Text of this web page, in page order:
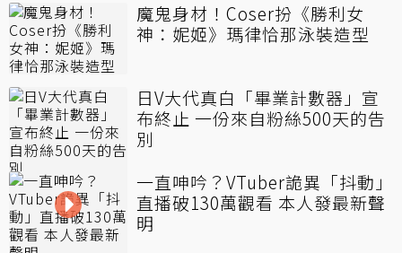
魔鬼身材！Coser扮《勝利女
神：妮姬》瑪律恰那泳裝造型
日V大代真白「畢業計數器」宣
布終止 一份來自粉絲500天的告
別
一直呻吟？VTuber詭異「抖動」
直播破130萬觀看 本人發最新聲
明